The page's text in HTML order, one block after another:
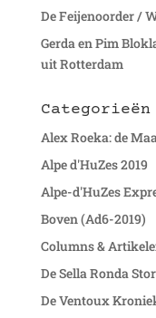
De Feijenoorder /
Gerda en Pim
uit Rotterdam
Categorieën
Alex Roeka: de
Alpe d'HuZes 2019
Alpe-d'HuZes
Boven (Ad6-2019)
Columns &
De Sella Ronda
De Ventoux